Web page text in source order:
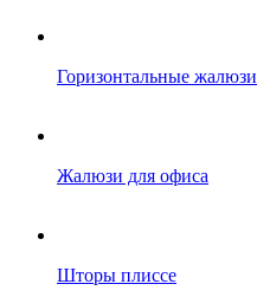
Горизонтальные жалюзи
Жалюзи для офиса
Шторы плиссе